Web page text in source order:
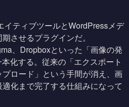
イティブツールとWordPressメデ
させるプラグインだ。
、Dropboxといった「画像の発
化する。従来の「エクスポート
ロード」という手間が消え、画
化まで完了する仕組みになって